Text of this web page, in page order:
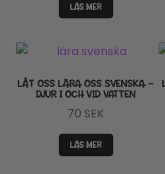
LÄS MER
LÅT OSS LÄRA OSS SVENSKA –
DJUR I OCH VID VATTEN
70 SEK
LÄS MER